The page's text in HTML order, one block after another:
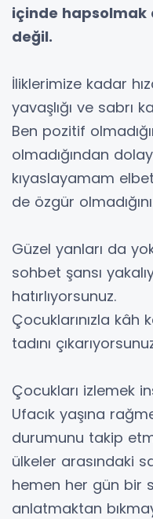
içinde hapsolmak
değil.
İliklerimize kadar
yavaşlığı ve sabrı
Ben pozitif
olmadığından
kıyaslayamam
de özgür
Güzel yanları da
sohbet şansı
hatırlıyorsunuz.
Çocuklarınızla kâh
tadını
Çocukları izlemek
Ufacık yaşına
durumunu takip
ülkeler arasındaki
hemen her gün bir
anlatmaktan